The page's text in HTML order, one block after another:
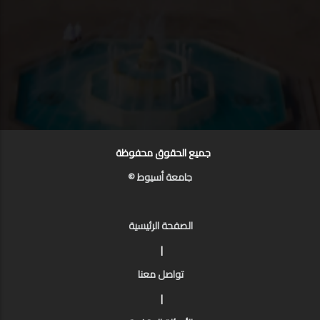
جميع الحقوق محفوظة
جامعة أسيوط ©
الصفحة الرئيسية
|
تواصل معنا
|